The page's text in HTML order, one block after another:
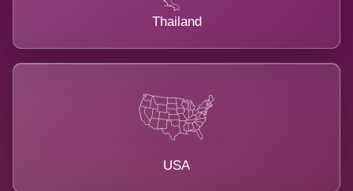
Thailand
USA